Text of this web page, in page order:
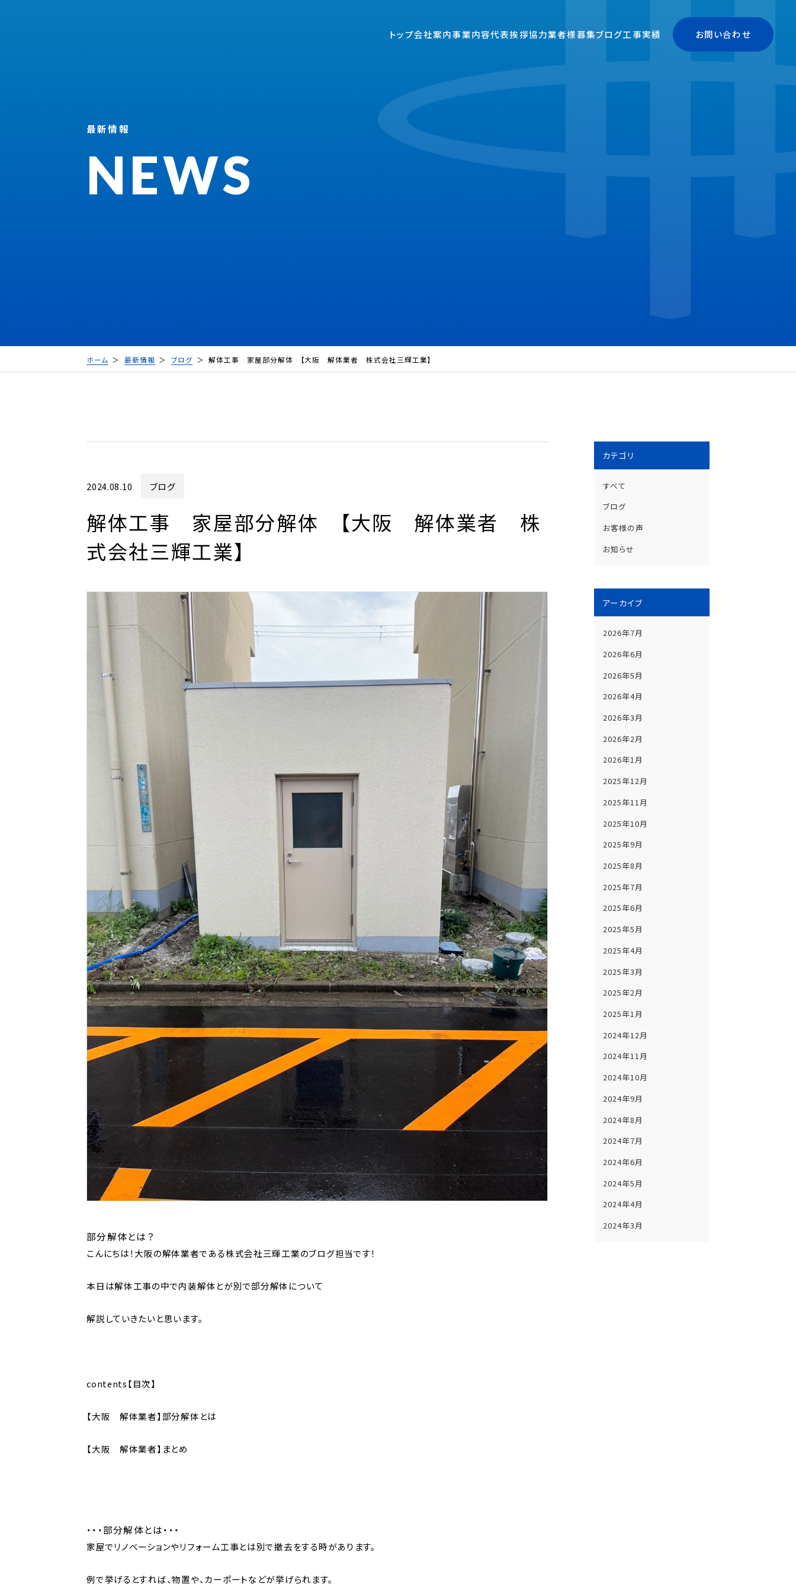
トップ会社案内事業内容代表挨拶協力業者様募集ブログ工事実績 お問い合わせ
NEWS
最新情報
ホーム 最新情報 ブログ 解体工事 家屋部分解体 【大阪 解体業者 株式会社三輝工業】
2024.08.10 ブログ
解体工事 家屋部分解体 【大阪 解体業者 株
式会社三輝工業】
部分解体とは？
こんにちは！大阪の解体業者である株式会社三輝工業のブログ担当です！
本日は解体工事の中で内装解体とが別で部分解体について
解説していきたいと思います。
contents【目次】
【大阪 解体業者】部分解体とは
【大阪 解体業者】まとめ
・・・部分解体とは・・・
家屋でリノベーションやリフォーム工事とは別で撤去をする時があります。
例で挙げるとすれば、物置や、カーポートなどが挙げられます。
カテゴリ
すべて
ブログ
お客様の声
お知らせ
アーカイブ
2026年7月
2026年6月
2026年5月
2026年4月
2026年3月
2026年2月
2026年1月
2025年12月
2025年11月
2025年10月
2025年9月
2025年8月
2025年7月
2025年6月
2025年5月
2025年4月
2025年3月
2025年2月
2025年1月
2024年12月
2024年11月
2024年10月
2024年9月
2024年8月
2024年7月
2024年6月
2024年5月
2024年4月
2024年3月